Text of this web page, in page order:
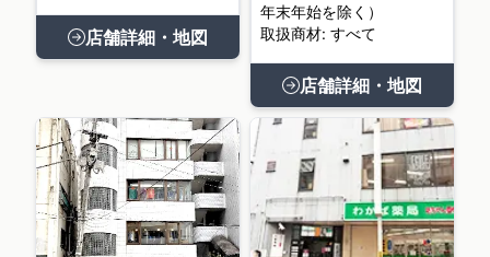
店舗詳細・地図
年末年始を除く）
取扱商材: すべて
店舗詳細・地図